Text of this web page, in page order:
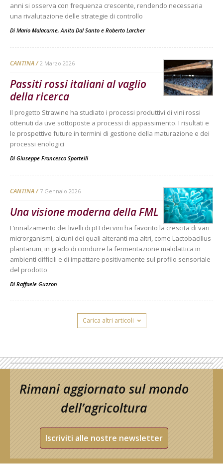
anni si osserva con frequenza crescente, rendendo necessaria
una rivalutazione delle strategie di controllo
Di Mario Malacarne,Anita Dal Santo e Roberto Larcher
CANTINA 2 Marzo 2026
Passiti rossi italiani al vaglio
della ricerca
Il progetto Strawine ha studiato i processi produttivi di vini rossi
ottenuti da uve sottoposte a processi di appassimento. I risultati e
le prospettive future in termini di gestione della maturazione e dei
processi enologici
Di Giuseppe Francesco Sportelli
CANTINA 7 Gennaio 2026
Una visione moderna della FML
L’innalzamento dei livelli di pH dei vini ha favorito la crescita di vari
microrganismi, alcuni dei quali alteranti ma altri, come Lactobacillus
plantarum, in grado di condurre la fermentazione malolattica in
ambienti difficili e di impattare positivamente sul profilo sensoriale
del prodotto
Di Raffaele Guzzon
Carica altri articoli
Rimani aggiornato sul mondo
dell’agricoltura
Iscriviti alle nostre newsletter